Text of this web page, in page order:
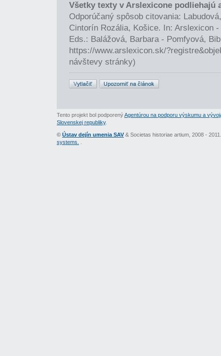
Všetky texty v Arslexicone podliehajú
Odporúčaný spôsob citovania:
Cintorín Rozália, Košice. In: Arslexicon
Eds.: Balážová, Barbara - Pomfyová,
https://www.arslexicon.sk/
návštevy stránky)
Tento projekt bol podporenýAgentúrou na podporu výskumu a
Slovenskej republiky.
© Ústav dejín umenia SAV & Societas historiae artium, 2008 -
systems.